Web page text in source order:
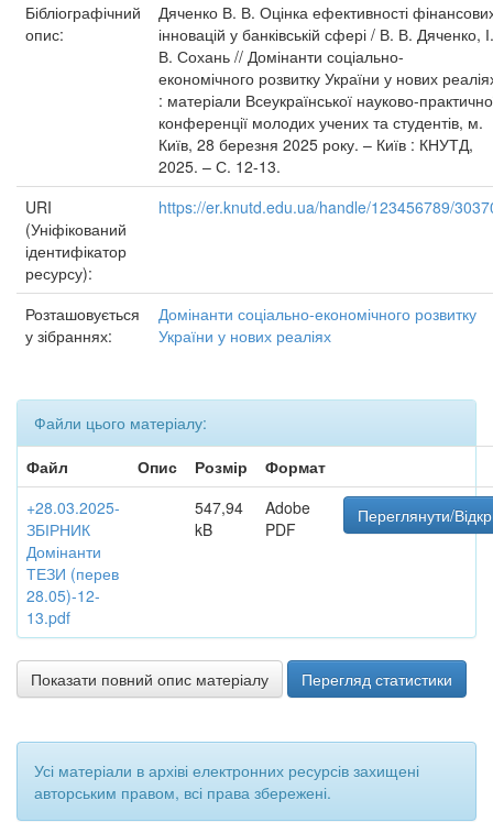
Бібліографічний
опис:
Дяченко В. В. Оцінка ефективності
інновацій у банківській сфері / В. В. Дяченко, І.
В. Сохань // Домінанти соціально-
економічного розвитку України у нових
: матеріали Всеукраїнської науково-
конференції молодих учених та студентів, м.
Київ, 28 березня 2025 року. – Київ : КНУТД,
2025. – С. 12-13.
URI
(Уніфікований
ідентифікатор
ресурсу):
https://er.knutd.edu.ua/handle/123456789/
Розташовується
у зібраннях:
Домінанти соціально-економічного розвитку
України у нових реаліях
Файли цього матеріалу:
Файл
Опис Розмір
Формат
+28.03.2025-
ЗБІРНИК
Домінанти
ТЕЗИ (перев
28.05)-12-
13.pdf
547,94
kB
Adobe
PDF
Переглянути/
Показати повний опис матеріалу Перегляд статистики
Усі матеріали в архіві електронних ресурсів захищені
авторським правом, всі права збережені.